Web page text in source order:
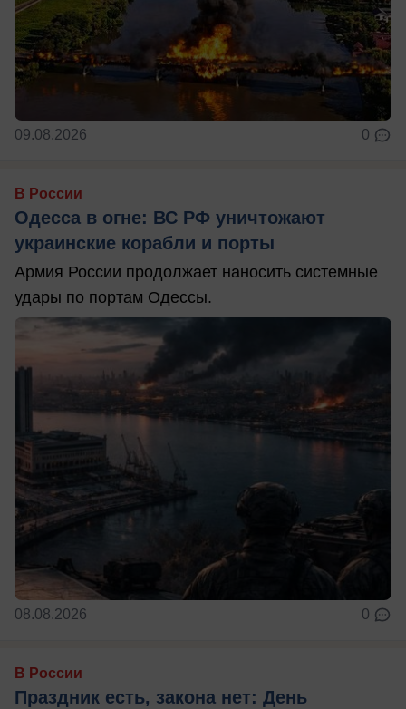
09.08.2026 0
В России
Одесса в огне: ВС РФ уничтожают
украинские корабли и порты
Армия России продолжает наносить системные
удары по портам Одессы.
08.08.2026 0
В России
Праздник есть, закона нет: День